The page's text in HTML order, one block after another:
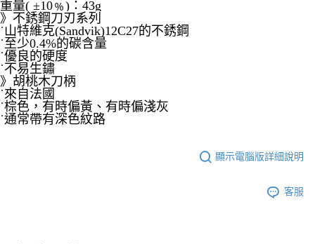
重量( ±10﹪)：43g
》不銹鋼刀刃系列
˙山特維克(Sandvik)12C27的不銹鋼
˙至少0.4%的碳含量
˙優良的硬度
˙不易生鏽
》胡桃木刀柄
˙來自法國
˙棕色，有時偏黃、有時偏淺灰
˙通常帶有深色紋路
顯示電腦版詳細說明
客服